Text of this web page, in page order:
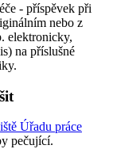
- příspěvek při
nebo z
elektronicky,
na příslušné
Úřadu práce
pečující.